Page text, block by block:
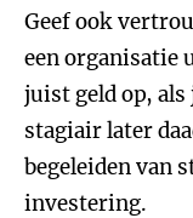
Geef ook
een organisatie
juist geld op,
stagiair later
begeleiden van
investering.